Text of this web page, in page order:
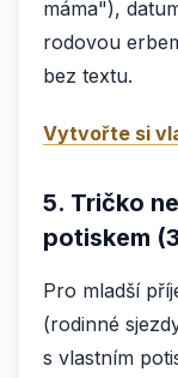
máma"),
rodovou
bez textu.
Vytvořte si
5. Tričko
potiskem
Pro mladší
(rodinné
s vlastním